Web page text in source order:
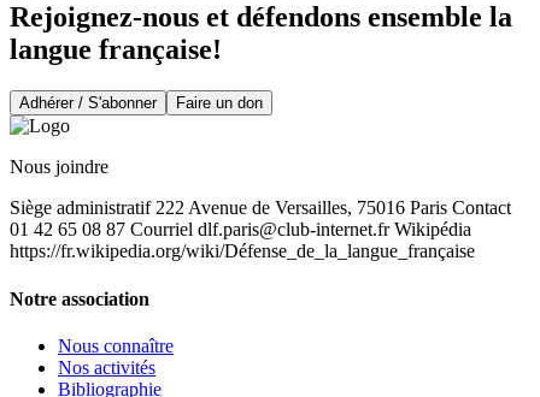
Rejoignez-nous et défendons ensemble la
langue française!
Adhérer / S'abonner Faire un don
Nous joindre
Siège administratif 222 Avenue de Versailles, 75016 Paris Contact
01 42 65 08 87 Courriel dlf.paris@club-internet.frWikipédia
https://fr.wikipedia.org/wiki/Défense_de_la_langue_française
Notre association
Nous connaître
Nos activités
Bibliographie